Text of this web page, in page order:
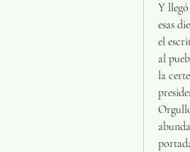
Y
esas
el
al
la